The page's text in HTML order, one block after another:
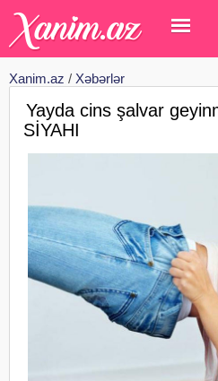
Xanim.az / Xəbərlər
Yayda cins şalvar
SİYAHI